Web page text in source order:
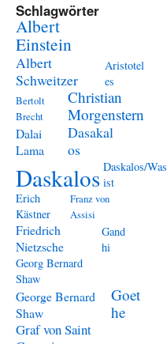
Schlagwörter
Albert
Einstein
Albert
Schweitzer
Aristotel
es
Bertolt
Brecht
Christian
Morgenstern
Dalai
Lama
Dasakal
os
Daskalos Daskalos/Was
ist
Erich
Kästner
Franz von
Assisi
Friedrich
Nietzsche
Gand
hi
Georg Bernard
Shaw
George Bernard
Shaw
Goet
he
Graf von Saint